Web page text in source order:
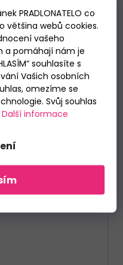
PRADLONATELO co
většina webů cookies.
vašeho
a pomáhají nám je
souhlasíte s
Vašich osobních
omezíme se
Svůj souhlas
Další informace
DETAIL
S M L XL